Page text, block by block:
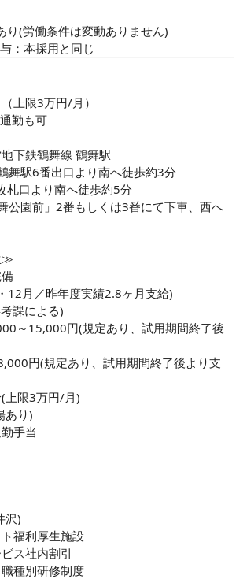
(労働条件は変動ありません)
：本採用と同じ
上限3万円/月）
勤も可
下鉄鶴舞線 鶴舞駅
舞駅6番出口より南へ徒歩約3分
札口より南へ徒歩約5分
公園前」2番もしくは3番にて下車、西へ
≫
月／昨年度実績2.8ヶ月支給)
課による)
～15,000円(規定あり、試用期間終了後
円(規定あり、試用期間終了後より支
限3万円/月)
あり)
手当
沢)
福利厚生施設
ス社内割引
種別研修制度